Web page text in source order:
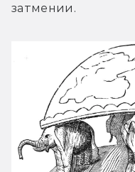
затмении.